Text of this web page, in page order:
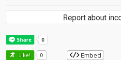
Report about
Like! 0 Embed